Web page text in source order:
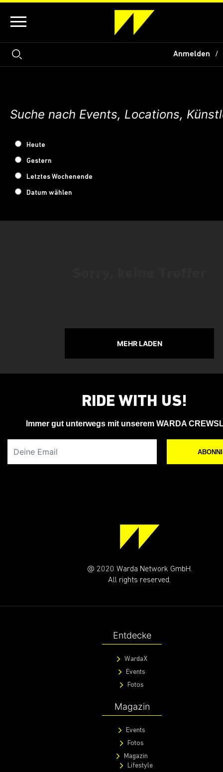
Anmelden
Heute
Gestern
Letztes Wochenende
Datum wählen
MEHR LADEN
RIDE WITH US!
Immer gut unterwegs mit unserem WARDA
@ 2020 Warda Network GmbH.
All rights reserved.
Entdecke
WardaX
Events
Fotos
Magazin
Events
Fotos
Magazin
Lifestyle